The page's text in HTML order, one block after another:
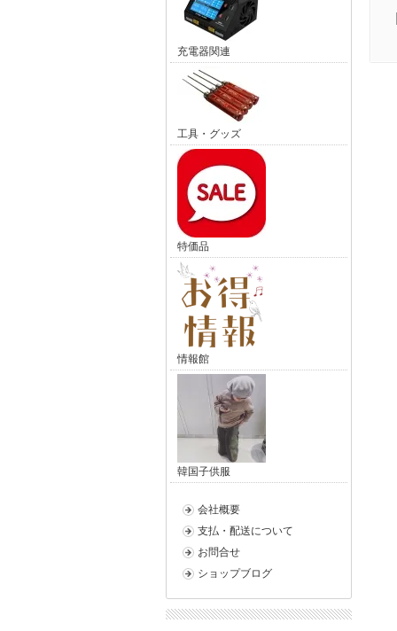
充電器関連
工具・グッズ
特価品
情報館
韓国子供服
会社概要
支払・配送について
お問合せ
ショップブログ